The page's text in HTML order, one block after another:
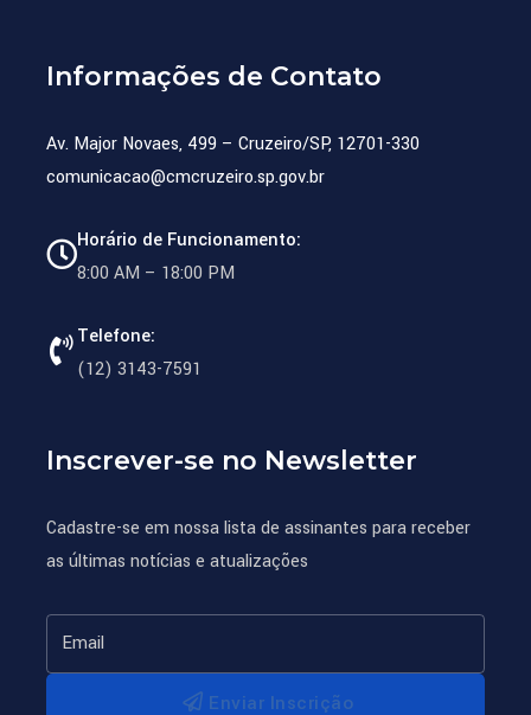
Informações de Contato
Av. Major Novaes, 499 – Cruzeiro/SP, 12701-330
comunicacao@cmcruzeiro.sp.gov.br
Horário de Funcionamento:
8:00 AM – 18:00 PM
Telefone:
(12) 3143-7591
Inscrever-se no Newsletter
Cadastre-se em nossa lista de assinantes para receber
as últimas notícias e atualizações
Enviar Inscrição